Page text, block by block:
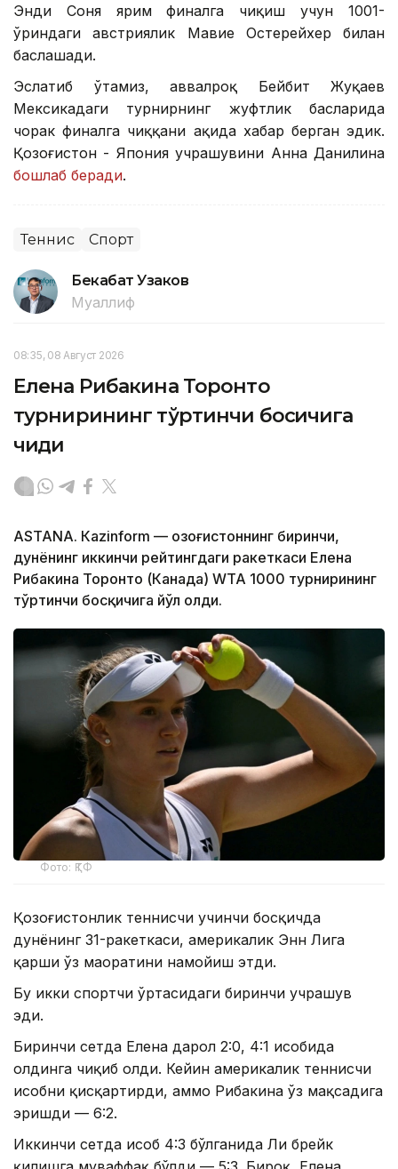
Энди Соня ярим финалга чиқиш учун 1001-
ўриндаги австриялик Мавие Остерейхер билан
баҳслашади.
Эслатиб ўтамиз, аввалроқ Бейбит Жуқаев
Мексикадаги турнирнинг жуфтлик баҳсларида
чорак финалга чиққани ҳақида хабар берган эдик.
Қозоғистон - Япония учрашувини Анна Данилина
бошлаб беради.
Теннис Спорт
Бекабат Узаков
Муаллиф
08:35, 08 Август 2026
Елена Рибакина Торонто
турнирининг тўртинчи босқичига
чиқди
ASTANА. Кazinform — Қозоғистоннинг биринчи,
дунёнинг иккинчи рейтингдаги ракеткаси Елена
Рибакина Торонто (Канада) WТА 1000 турнирининг
тўртинчи босқичига йўл олди.
Фото: ҚТФ
Қозоғистонлик теннисчи учинчи босқичда
дунёнинг 31-ракеткаси, америкалик Энн Лига
қарши ўз маҳоратини намойиш этди.
Бу икки спортчи ўртасидаги биринчи учрашув
эди.
Биринчи сетда Елена дарҳол 2:0, 4:1 ҳисобида
олдинга чиқиб олди. Кейин америкалик теннисчи
ҳисобни қисқартирди, аммо Рибакина ўз мақсадига
эришди — 6:2.
Иккинчи сетда ҳисоб 4:3 бўлганида Ли брейк